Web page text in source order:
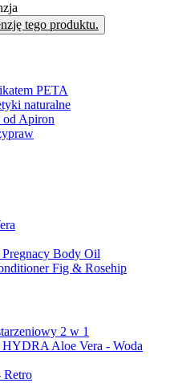
tego produktu.
PETA
naturalne
od Apiron
Body Oil
Fig & Rosehip
2 w 1
Aloe Vera - Woda
Retro